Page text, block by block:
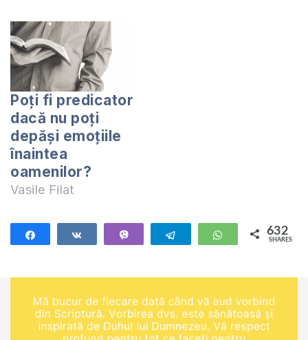
Poți fi predicator
dacă nu poți
depăși emoțiile
înaintea
oamenilor?
Vasile Filat
Telegram WhatsApp
632
SHARES